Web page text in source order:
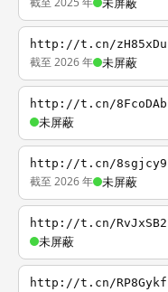
http://t.cn/zH85xDu
截至 2026 年 未屏蔽
http://t.cn/8FcoDAb
未屏蔽
http://t.cn/8sgjcy9
截至 2026 年 未屏蔽
http://t.cn/RvJxSB2
未屏蔽
http://t.cn/RP8Gykf